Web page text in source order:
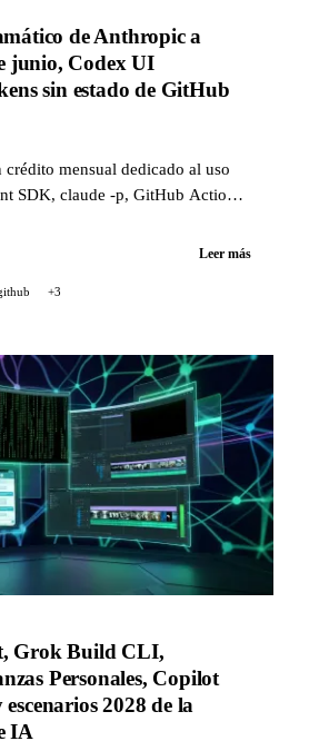
de Anthropic a
junio, Codex UI
sin estado de GitHub
mensual dedicado al uso
SDK, claude -p, GitHub Actions)
y mejoras de rendimiento deLeer más
+3
Grok Build CLI,
Personales, Copilot
2028 de la
IA